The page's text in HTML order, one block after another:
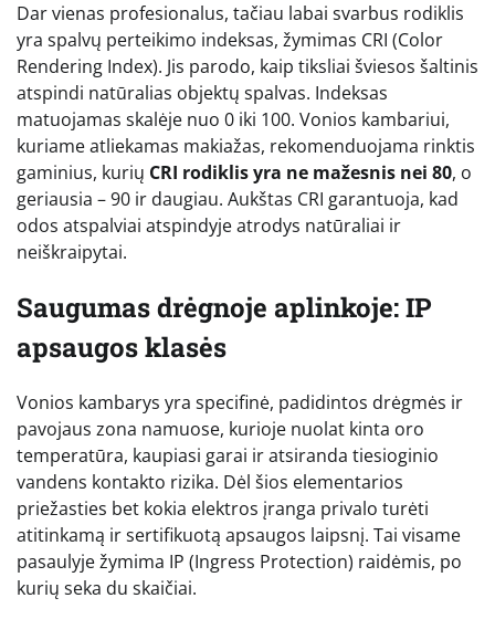
Dar vienas profesionalus, tačiau labai svarbus rodiklis
yra spalvų perteikimo indeksas, žymimas CRI (Color
Rendering Index). Jis parodo, kaip tiksliai šviesos šaltinis
atspindi natūralias objektų spalvas. Indeksas
matuojamas skalėje nuo 0 iki 100. Vonios kambariui,
kuriame atliekamas makiažas, rekomenduojama rinktis
gaminius, kurių CRI rodiklis yra ne mažesnis nei 80, o
geriausia – 90 ir daugiau. Aukštas CRI garantuoja, kad
odos atspalviai atspindyje atrodys natūraliai ir
neiškraipytai.
Saugumas drėgnoje aplinkoje: IP
apsaugos klasės
Vonios kambarys yra specifinė, padidintos drėgmės ir
pavojaus zona namuose, kurioje nuolat kinta oro
temperatūra, kaupiasi garai ir atsiranda tiesioginio
vandens kontakto rizika. Dėl šios elementarios
priežasties bet kokia elektros įranga privalo turėti
atitinkamą ir sertifikuotą apsaugos laipsnį. Tai visame
pasaulyje žymima IP (Ingress Protection) raidėmis, po
kurių seka du skaičiai.